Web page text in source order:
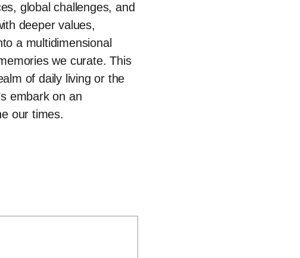
global challenges, and
deeper values,
a multidimensional
we curate. This
of daily living or the
embark on an
our times.